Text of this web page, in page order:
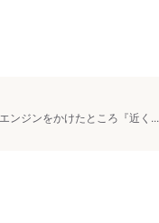
ンジンをかけたところ『近く...